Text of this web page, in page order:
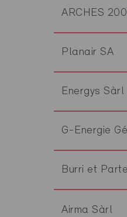
ARCHES
Planair SA
Energys Sàrl
G-Energie
Burri et
Airma Sàrl